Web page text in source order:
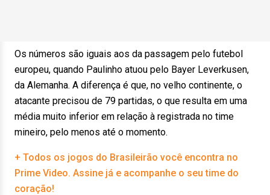
Os números são iguais aos da passagem pelo futebol
europeu, quando Paulinho atuou pelo Bayer Leverkusen,
da Alemanha. A diferença é que, no velho continente, o
atacante precisou de 79 partidas, o que resulta em uma
média muito inferior em relação à registrada no time
mineiro, pelo menos até o momento.
+ Todos os jogos do Brasileirão você encontra no
Prime Video. Assine já e acompanhe o seu time do
coração!